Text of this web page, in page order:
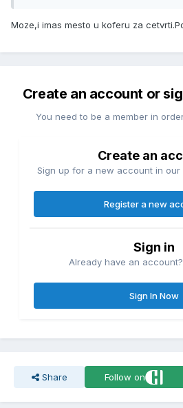
Moze,i imas mesto u koferu za
Create an account or
You need to be a member in
Create an
Sign up for a new account in our
Register a new
Sign in
Already have an
Sign In Now
Share Follow on